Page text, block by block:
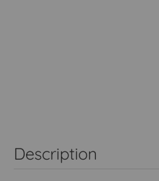
Description